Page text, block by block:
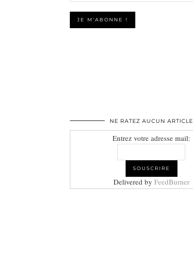
NE RATEZ AUCUN ARTICLE
Entrez votre adresse mail:
Delivered by FeedBurner